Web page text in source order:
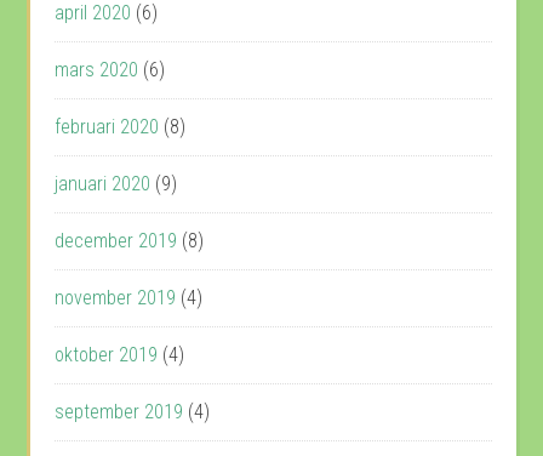
april 2020 (6)
mars 2020 (6)
februari 2020 (8)
januari 2020 (9)
december 2019 (8)
november 2019 (4)
oktober 2019 (4)
september 2019 (4)